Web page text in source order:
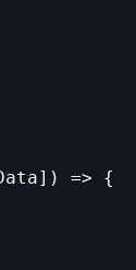
=> {